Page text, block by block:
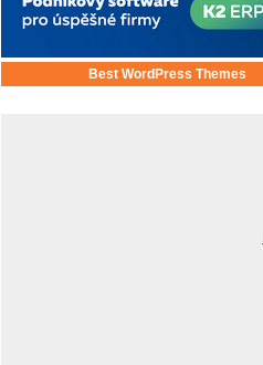
Best WordPress Themes